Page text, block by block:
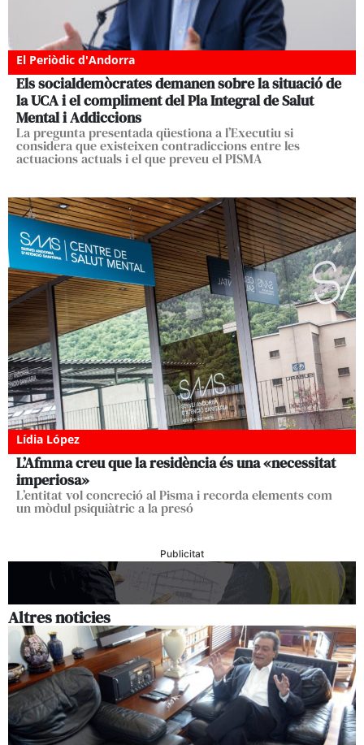
El Periòdic d'Andorra
Els socialdemòcrates demanen sobre la situació de
la UCA i el compliment del Pla Integral de Salut
Mental i Addiccions
La pregunta presentada qüestiona a l’Executiu si
considera que existeixen contradiccions entre les
actuacions actuals i el que preveu el PISMA
Lídia López
L’Afmma creu que la residència és una «necessitat
imperiosa»
L’entitat vol concreció al Pisma i recorda elements com
un mòdul psiquiàtric a la presó
Publicitat
Altres noticies